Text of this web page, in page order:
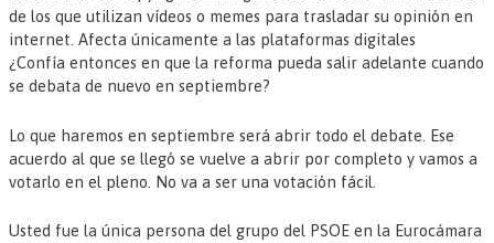
de los que utilizan vídeos o memes para trasladar su opinión en
internet. Afecta únicamente a las plataformas digitales
¿Confía entonces en que la reforma pueda salir adelante cuando
se debata de nuevo en septiembre?
Lo que haremos en septiembre será abrir todo el debate. Ese
acuerdo al que se llegó se vuelve a abrir por completo y vamos a
votarlo en el pleno. No va a ser una votación fácil.
Usted fue la única persona del grupo del PSOE en la Eurocámara